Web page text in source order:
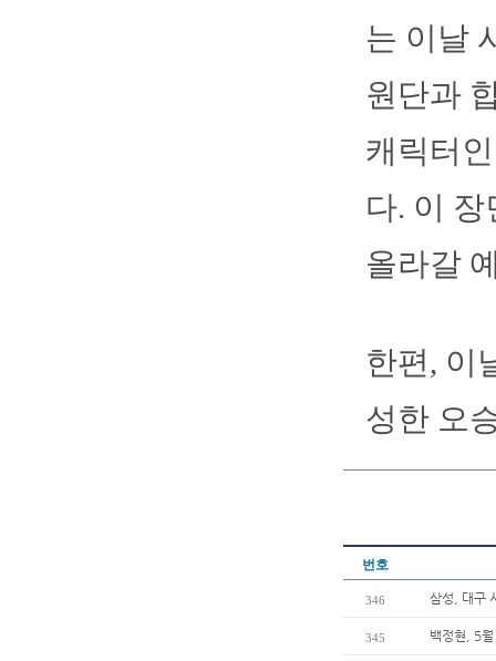
는 이날
원단과
캐릭터
다. 이
올라갈
한편, 이
성한 오
번호
346 삼성, 대구
345 백정현, 5